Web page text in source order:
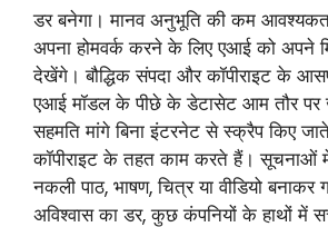
डर बनेगा। मानव अनुभूति की कम
अपना होमवर्क करने के लिए एआई को अपने
देखेंगे। बौद्धिक संपदा और कॉपीराइट के
एआई मॉडल के पीछे के डेटासेट आम तौर पर
सहमति मांगे बिना इंटरनेट से स्क्रैप किए
कॉपीराइट के तहत काम करते हैं।
नकली पाठ, भाषण, चित्र या वीडियो
अविश्वास का डर, कुछ कंपनियों के हाथों में